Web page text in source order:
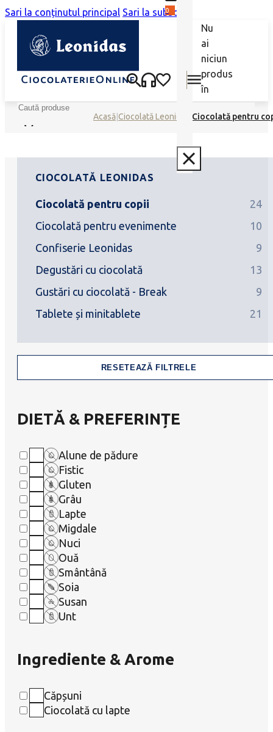
Sari la conținutul principal Sari la subsol
0
Nu
ai
niciun
produs
în
coș.
Caută
Acasă Ciocolată Leonidas Ciocolată pentru
CIOCOLATĂ LEONIDAS
Ciocolată pentru copii
24
Ciocolată pentru evenimente
10
Confiserie Leonidas
9
Degustări cu ciocolată
13
Gustări cu ciocolată - Break
9
Tablete și minitablete
21
RESETEAZĂ FILTRELE
DIETĂ & PREFERINȚE
Alune de pădure
Fistic
Gluten
Grâu
Lapte
Migdale
Nuci
Ouă
Smântână
Soia
Susan
Unt
Ingrediente & Arome
Căpșuni
Ciocolată cu lapte